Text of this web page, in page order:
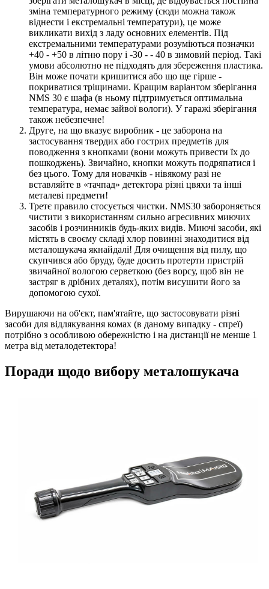
зміна температурного режиму (сюди можна також
віднести і екстремальні температури), це може
викликати вихід з ладу основних елементів. Під
екстремальними температурами розуміються позначки
+40 - +50 в літню пору і -30 - - 40 в зимовий період. Такі
умови абсолютно не підходять для збереження пластика.
Він може почати кришитися або що ще гірше -
покриватися тріщинами. Кращим варіантом зберігання
NMS 30 є шафа (в ньому підтримується оптимальна
температура, немає зайвої вологи). У гаражі зберігання
також небезпечне!
Друге, на що вказує виробник - це заборона на
застосування твердих або гострих предметів для
поводження з кнопками (вони можуть привести їх до
пошкоджень). Звичайно, кнопки можуть подряпатися і
без цього. Тому для новачків - нівякому разі не
вставляйте в «тачпад» детектора різні цвяхи та інші
металеві предмети!
Третє правило стосується чистки. NMS30 забороняється
чистити з використанням сильно агресивних миючих
засобів і розчинників будь-яких видів. Миючі засоби, які
містять в своєму складі хлор повинні знаходитися від
металошукача якнайдалі! Для очищення від пилу, що
скупчився або бруду, буде досить протерти пристрій
звичайної вологою серветкою (без ворсу, щоб він не
застряг в дрібних деталях), потім висушити його за
допомогою сухої.
Вирушаючи на об'єкт, пам'ятайте, що застосовувати різні
засоби для відлякування комах (в даному випадку - спреї)
потрібно з особливою обережністю і на дистанції не менше 1
метра від металодетектора!
Поради щодо вибору металошукача